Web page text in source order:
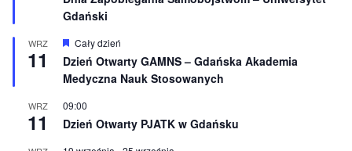
ż
n
o
n
e
Gdański
WRZ
11
W
y
r
ó
n
o
Cały dzień
Dzień Otwarty GAMNS – Gdańska Akademia
Medyczna Nauk Stosowanych
WRZ
11
09:00
Dzień Otwarty PJATK w Gdańsku